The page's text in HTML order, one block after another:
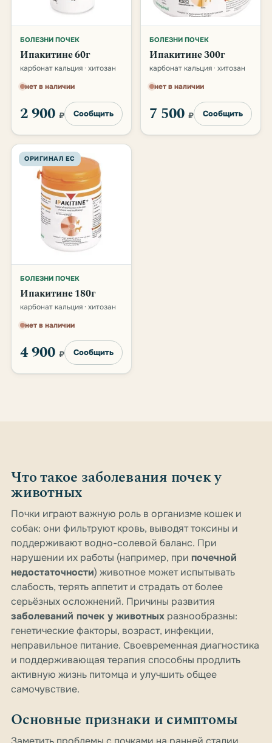
БОЛЕЗНИ ПОЧЕК
Ипакитине 60г
карбонат кальция · хитозан
нет в наличии
2 900 ₽ Сообщить
БОЛЕЗНИ ПОЧЕК
Ипакитине 300г
карбонат кальция · хитозан
нет в наличии
7 500 ₽ Сообщить
ОРИГИНАЛ ЕС
БОЛЕЗНИ ПОЧЕК
Ипакитине 180г
карбонат кальция · хитозан
нет в наличии
4 900 ₽ Сообщить
Что такое заболевания почек у
животных
Почки играют важную роль в организме кошек и
собак: они фильтруют кровь, выводят токсины и
поддерживают водно-солевой баланс. При
нарушении их работы (например, при почечной
недостаточности) животное может испытывать
слабость, терять аппетит и страдать от более
серьёзных осложнений. Причины развития
заболеваний почек у животных разнообразны:
генетические факторы, возраст, инфекции,
неправильное питание. Своевременная диагностика
и поддерживающая терапия способны продлить
активную жизнь питомца и улучшить общее
самочувствие.
Основные признаки и симптомы